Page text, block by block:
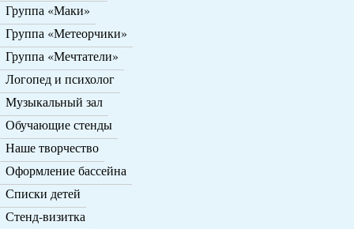
Группа «Маки»
Группа «Метеорчики»
Группа «Мечтатели»
Логопед и психолог
Музыкальный зал
Обучающие стенды
Наше творчество
Оформление бассейна
Списки детей
Стенд-визитка